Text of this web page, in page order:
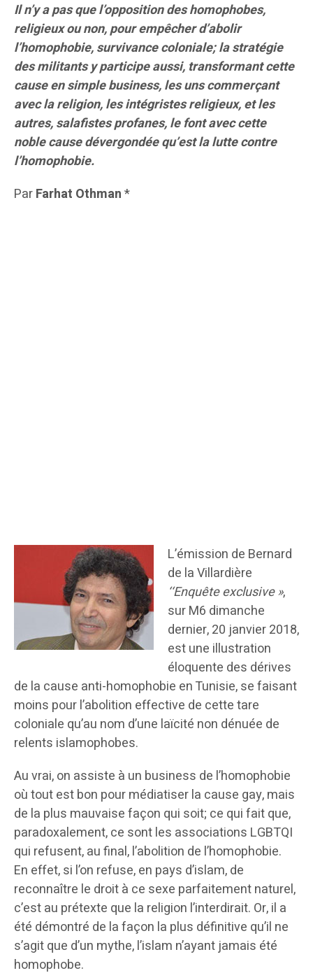
Il n’y a pas que l’opposition des homophobes,
religieux ou non, pour empêcher d’abolir
l’homophobie, survivance coloniale; la stratégie
des militants y participe aussi, transformant cette
cause en simple business, les uns commerçant
avec la religion, les intégristes religieux, et les
autres, salafistes profanes, le font avec cette
noble cause dévergondée qu’est la lutte contre
l’homophobie.
ParFarhat Othman*
L’émission de Bernard
de la Villardière
‘‘Enquête exclusive »,
sur M6 dimanche
dernier, 20 janvier 2018,
est une illustration
éloquente des dérives
de la cause anti-homophobie en Tunisie, se faisant
moins pour l’abolition effective de cette tare
coloniale qu’au nom d’une laïcité non dénuée de
relents islamophobes.
Au vrai, on assiste à un business de l’homophobie
où tout est bon pour médiatiser la cause gay, mais
de la plus mauvaise façon qui soit; ce qui fait que,
paradoxalement, ce sont les associations LGBTQI
qui refusent, au final, l’abolition de l’homophobie.
En effet, si l’on refuse, en pays d’islam, de
reconnaître le droit à ce sexe parfaitement naturel,
c’est au prétexte que la religion l’interdirait. Or, il a
été démontré de la façon la plus définitive qu’il ne
s’agit que d’un mythe, l’islam n’ayant jamais été
homophobe.